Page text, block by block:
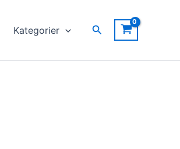
Kategorier Sök